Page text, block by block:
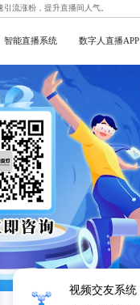
流涨粉，提升直播间人气。
智能直播系统 数字人直播APP
视频交友系统